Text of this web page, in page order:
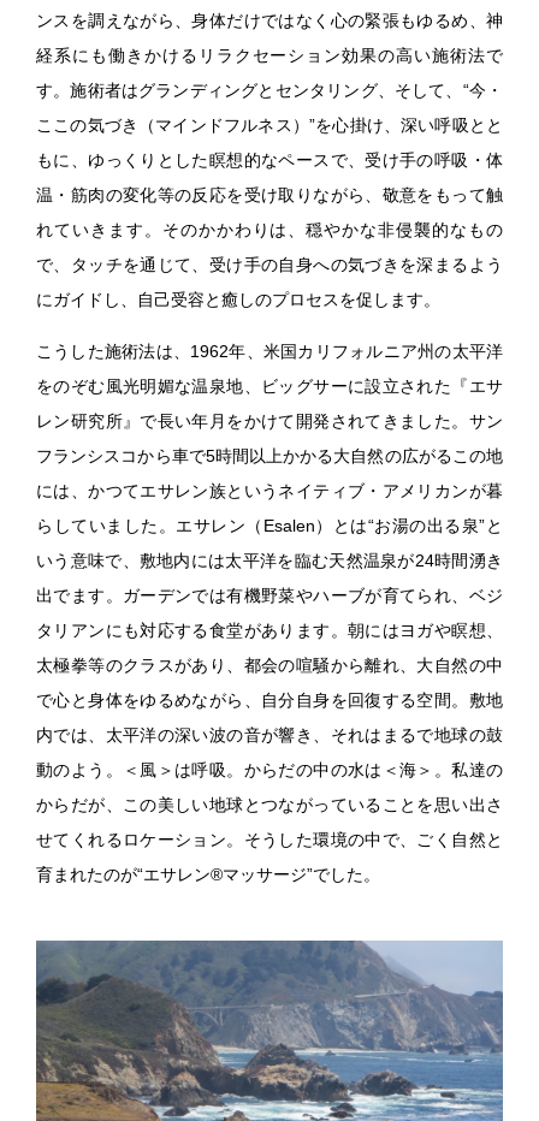
ンスを調えながら、身体だけではなく心の緊張もゆるめ、神
経系にも働きかけるリラクセーション効果の高い施術法で
す。施術者はグランディングとセンタリング、そして、“今・
ここの気づき（マインドフルネス）”を心掛け、深い呼吸とと
もに、ゆっくりとした瞑想的なペースで、受け手の呼吸・体
温・筋肉の変化等の反応を受け取りながら、敬意をもって触
れていきます。そのかかわりは、穏やかな非侵襲的なもの
で、タッチを通じて、受け手の自身への気づきを深まるよう
にガイドし、自己受容と癒しのプロセスを促します。
こうした施術法は、1962年、米国カリフォルニア州の太平洋
をのぞむ風光明媚な温泉地、ビッグサーに設立された『エサ
レン研究所』で長い年月をかけて開発されてきました。サン
フランシスコから車で5時間以上かかる大自然の広がるこの地
には、かつてエサレン族というネイティブ・アメリカンが暮
らしていました。エサレン（Esalen）とは“お湯の出る泉”と
いう意味で、敷地内には太平洋を臨む天然温泉が24時間湧き
出でます。ガーデンでは有機野菜やハーブが育てられ、ベジ
タリアンにも対応する食堂があります。朝にはヨガや瞑想、
太極拳等のクラスがあり、都会の喧騒から離れ、大自然の中
で心と身体をゆるめながら、自分自身を回復する空間。敷地
内では、太平洋の深い波の音が響き、それはまるで地球の鼓
動のよう。＜風＞は呼吸。からだの中の水は＜海＞。私達の
からだが、この美しい地球とつながっていることを思い出さ
せてくれるロケーション。そうした環境の中で、ごく自然と
育まれたのが“エサレン®マッサージ”でした。